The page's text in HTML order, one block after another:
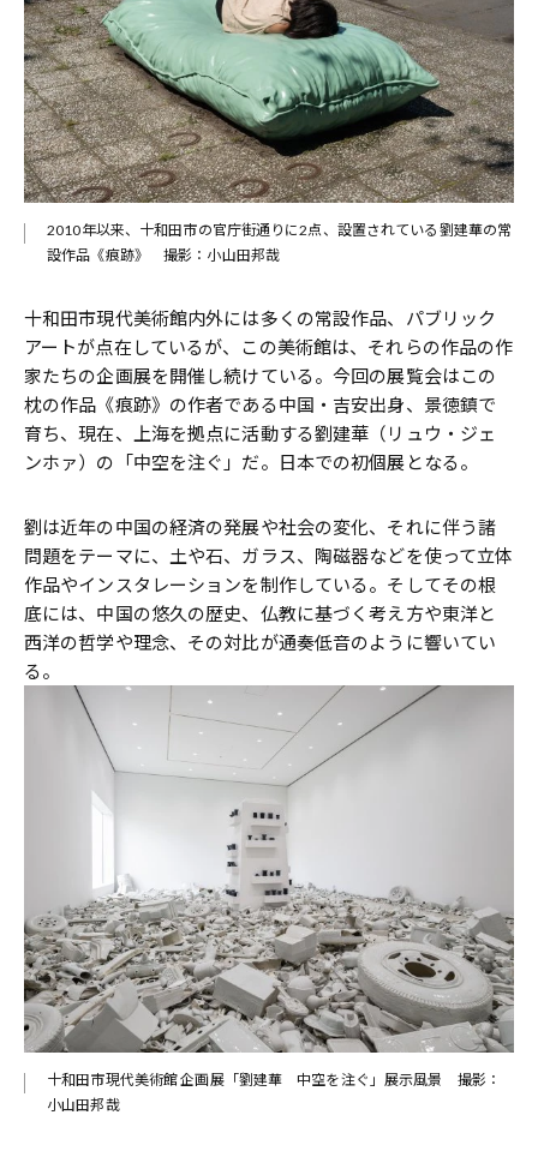
2010年以来、十和田市の官庁街通りに2点、設置されている劉建華の常
設作品《痕跡》 撮影：小山田邦哉
十和田市現代美術館内外には多くの常設作品、パブリック
アートが点在しているが、この美術館は、それらの作品の作
家たちの企画展を開催し続けている。今回の展覧会はこの
枕の作品《痕跡》の作者である中国・吉安出身、景徳鎮で
育ち、現在、上海を拠点に活動する劉建華（リュウ・ジェ
ンホァ）の「中空を注ぐ」だ。日本での初個展となる。
劉は近年の中国の経済の発展や社会の変化、それに伴う諸
問題をテーマに、土や石、ガラス、陶磁器などを使って立体
作品やインスタレーションを制作している。そしてその根
底には、中国の悠久の歴史、仏教に基づく考え方や東洋と
西洋の哲学や理念、その対比が通奏低音のように響いてい
る。
十和田市現代美術館 企画展「劉建華 中空を注ぐ」展示風景 撮影：
小山田邦哉